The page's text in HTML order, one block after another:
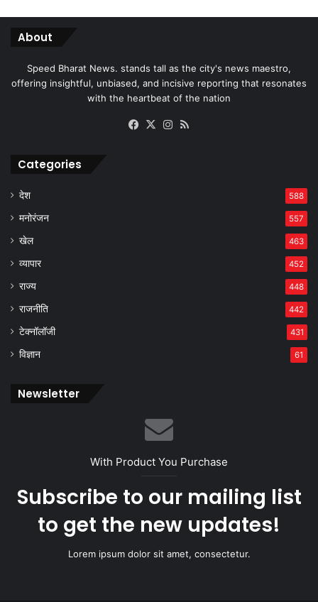
About
Speed Bharat News. stands tall as the city's news maestro,
offering insightful, unbiased, and incisive reporting that resonates
with the heartbeat of the nation
Facebook
X Instagram
Categories
देश 588
मनोरंजन 557
खेल 463
व्यापार 452
राज्य 448
राजनीति 442
टेक्नॉलॉजी 431
विज्ञान 61
Newsletter
With Product You Purchase
Subscribe to our mailing list
to get the new updates!
Lorem ipsum dolor sit amet, consectetur.